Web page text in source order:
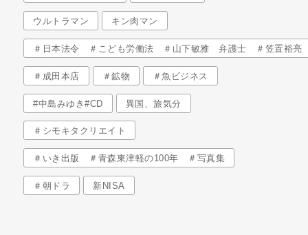
ウルトラマン キン肉マン
＃日本法令 ＃こども労働法 ＃山下敏雅 弁護士 ＃笠置裕亮
＃成田本店 ＃鉱物 ＃魚ビジネス
#中島みゆき#CD 異国、旅気分
＃シモキタクリエイト
＃いき出版 ＃青森東津軽の100年 ＃写真集
＃朝ドラ 新NISA